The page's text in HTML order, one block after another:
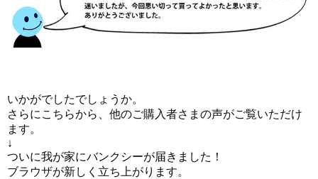
いかがでしたでしょうか。
さらにこちらから、他のご購入者さまの声がご覧いただけ
ます。
↓
ついに我が家にバンクシーが届きました！
ブラウザが新しく立ち上がります。